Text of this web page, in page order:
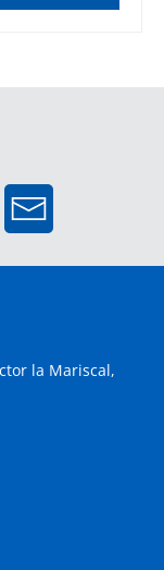
la Mariscal,